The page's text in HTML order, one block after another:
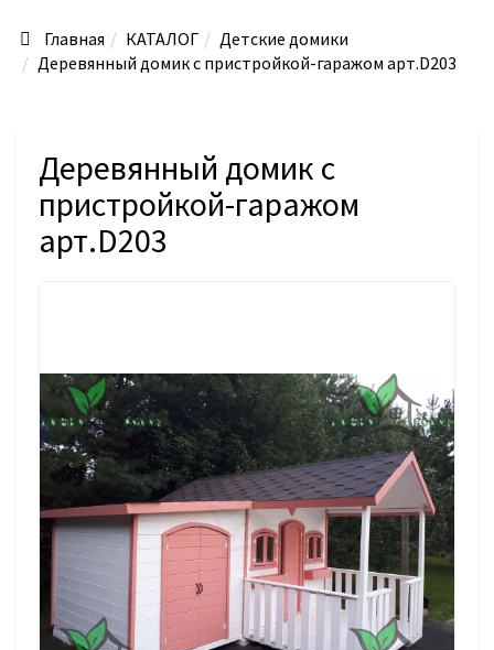
Главная КАТАЛОГ
Детские домики
Деревянный домик с пристройкой-гаражом арт.D203
Деревянный домик с
пристройкой-гаражом
арт.D203